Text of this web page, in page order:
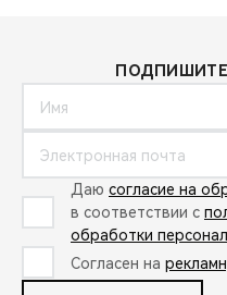
Даю согласие на
в соответствии с
обработки
Согласен на